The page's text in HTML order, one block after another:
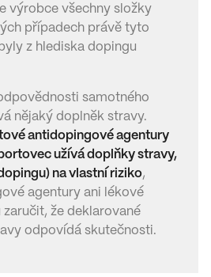
výrobce všechny složky
případech právě tyto
z hlediska dopingu
samotného
nějaký doplněk stravy.
antidopingové agentury
užívá doplňky stravy,
na vlastní riziko,
agentury ani lékové
že deklarované
odpovídá skutečnosti.